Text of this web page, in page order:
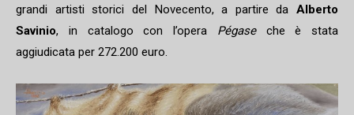
grandi artisti storici del Novecento, a partire da Alberto
Savinio, in catalogo con l’opera Pégaseche è stata
aggiudicata per 272.200 euro.